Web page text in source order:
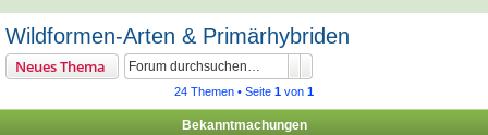
Wildformen-Arten & Primärhybriden
Neues Thema
24 Themen • Seite 1 von 1
Bekanntmachungen